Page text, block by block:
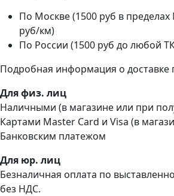
По Москве (1500 руб в
руб/км)
По России (1500 руб до любой
Подробная информация о доставке
Для физ. лиц
Наличными (в магазине или при
Картами Master Card и Visa (в
Банковским платежом
Для юр. лиц
Безналичная оплата по
без НДС.